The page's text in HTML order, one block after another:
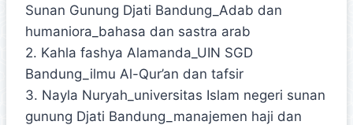
Sunan Gunung Djati Bandung_Adab dan
humaniora_bahasa dan sastra arab
2. Kahla fashya Alamanda_UIN SGD
Bandung_ilmu Al-Qur’an dan tafsir
3. Nayla Nuryah_universitas Islam negeri sunan
gunung Djati Bandung_manajemen haji dan